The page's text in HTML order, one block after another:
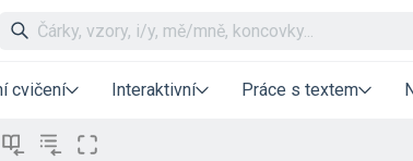
cvičení Interaktivní Práce s textem